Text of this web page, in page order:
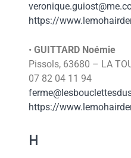
https://
• GUITTARD Noémie
Pissols, 63680 – LA
07 82 04 11 94
https://
H